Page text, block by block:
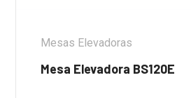
Mesas Elevadoras
Mesa Elevadora BS120E